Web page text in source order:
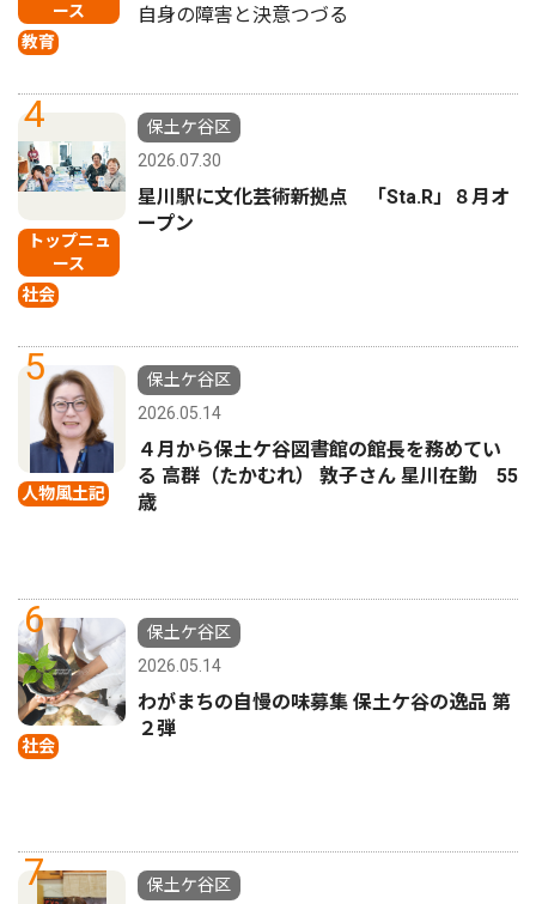
ース
教育
自身の障害と決意つづる
4
トップニュ
ース
社会
保土ケ谷区
2026.07.30
星川駅に文化芸術新拠点 「Sta.R」８月オ
ープン
5
人物風土記
保土ケ谷区
2026.05.14
４月から保土ケ谷図書館の館長を務めてい
る 高群（たかむれ） 敦子さん 星川在勤 55
歳
6
社会
保土ケ谷区
2026.05.14
わがまちの自慢の味募集 保土ケ谷の逸品 第
２弾
7
保土ケ谷区